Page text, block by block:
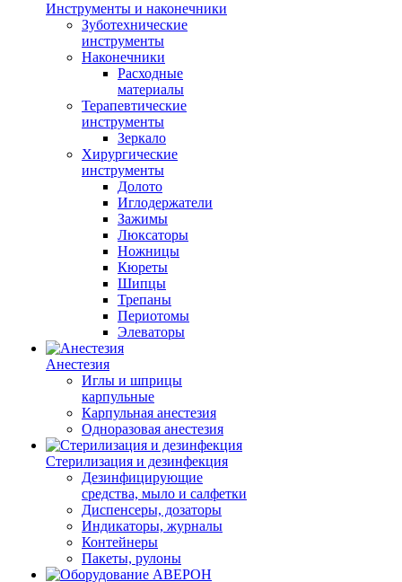
Инструменты и наконечники
Зуботехнические
инструменты
Наконечники
Расходные
материалы
Терапевтические
инструменты
Зеркало
Хирургические
инструменты
Долото
Иглодержатели
Зажимы
Люксаторы
Ножницы
Кюреты
Шипцы
Трепаны
Периотомы
Элеваторы
Анестезия
Иглы и шприцы
карпульные
Карпульная анестезия
Одноразовая анестезия
Стерилизация и дезинфекция
Дезинфицирующие
средства, мыло и салфетки
Диспенсеры, дозаторы
Индикаторы, журналы
Контейнеры
Пакеты, рулоны